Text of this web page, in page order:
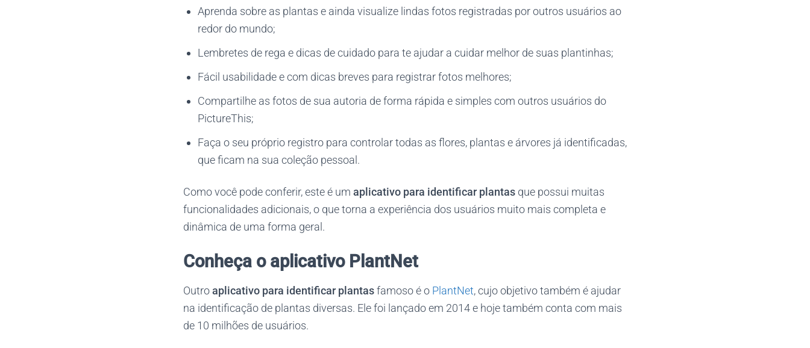
Aprenda sobre as plantas e ainda visualize lindas fotos registradas por outros usuários ao
redor do mundo;
Lembretes de rega e dicas de cuidado para te ajudar a cuidar melhor de suas plantinhas;
Fácil usabilidade e com dicas breves para registrar fotos melhores;
Compartilhe as fotos de sua autoria de forma rápida e simples com outros usuários do
PictureThis;
Faça o seu próprio registro para controlar todas as flores, plantas e árvores já identificadas,
que ficam na sua coleção pessoal.
Como você pode conferir, este é um aplicativo para identificar plantas que possui muitas
funcionalidades adicionais, o que torna a experiência dos usuários muito mais completa e
dinâmica de uma forma geral.
Conheça o aplicativo PlantNet
Outroaplicativo para identificar plantasfamoso é o PlantNet, cujo objetivo também é ajudar
na identificação de plantas diversas. Ele foi lançado em 2014 e hoje também conta com mais
de 10 milhões de usuários.